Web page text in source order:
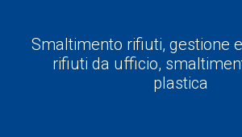
Smaltimento rifiuti, gestione
rifiuti da ufficio,
plastica